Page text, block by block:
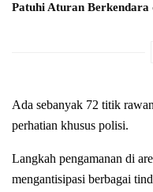
Patuhi Aturan
Ada sebanyak 72 titik
perhatian khusus polisi.
Langkah pengamanan di
mengantisipasi berbagai